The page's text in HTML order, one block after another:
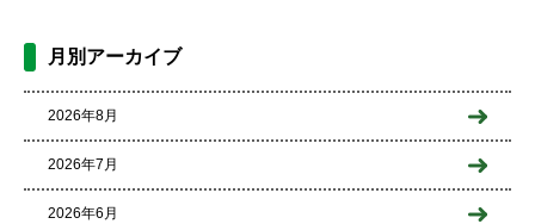
月別アーカイブ
2026年8月
2026年7月
2026年6月